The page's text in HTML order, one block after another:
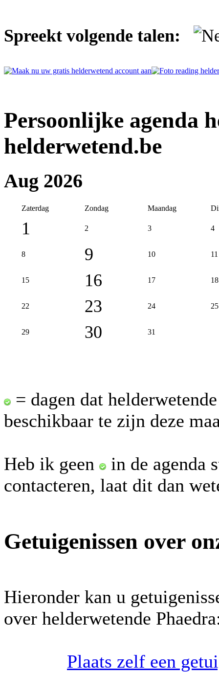
Spreekt volgende talen:
Persoonlijke agenda
helderwetend.be
Aug 2026
Zaterdag Zondag Maandag
1 2 3 4
8 9 10 11
15 16 17 18
22 23 24 25
29 30 31
= dagen dat
beschikbaar te zijn deze
Heb ik geen
in de agenda
contacteren, laat dit dan
Getuigenissen over
Hieronder kan u
over helderwetende
Plaats zelf een